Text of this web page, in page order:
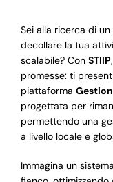
Sei alla ricerca di
decollare la tua
scalabile? Con STIIP
promesse: ti
piattaforma
progettata per
permettendo una
a livello locale e
Immagina un